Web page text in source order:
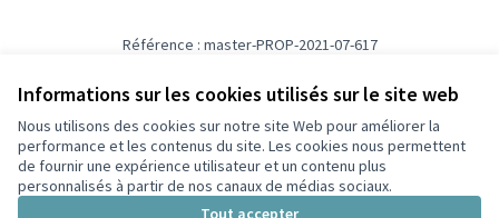
Informations sur les cookies utilisés sur le site web
Nous utilisons des cookies sur notre site Web pour améliorer la
performance et les contenus du site. Les cookies nous permettent
de fournir une expérience utilisateur et un contenu plus
personnalisés à partir de nos canaux de médias sociaux.
Tout accepter
Référence : master-PROP-2021-07-617
Conditions d'utilisation
Paramètres des cookies
Participez Villeurbanne sur X
(Lien externe)
Participez Villeurbanne sur Facebook
Participez Villeurbanne sur Instagram
Participez Villeurbanne sur YouTube
(Lien externe)